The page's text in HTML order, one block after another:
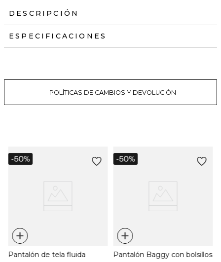
DESCRIPCIÓN
ESPECIFICACIONES
POLÍTICAS DE CAMBIOS Y DEVOLUCIÓN
+
Pantalón de tela fluida
+
Pantalón Baggy con bolsillos